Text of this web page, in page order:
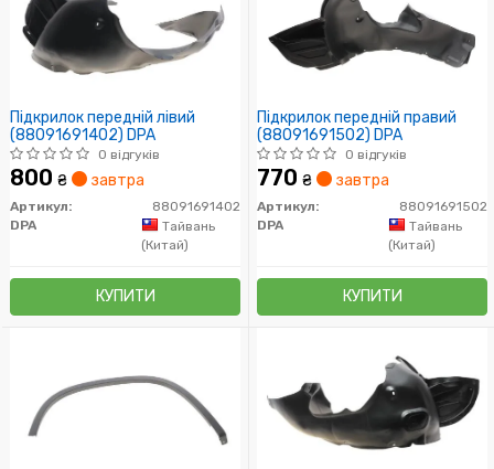
Підкрилок передній лівий
(88091691402) DPA
0 відгуків
800 ₴ завтра
Артикул:
88091691402
DPA
Тайвань
(Китай)
КУПИТИ
Підкрилок передній правий
(88091691502) DPA
0 відгуків
770 ₴ завтра
Артикул:
88091691502
DPA
Тайвань
(Китай)
КУПИТИ